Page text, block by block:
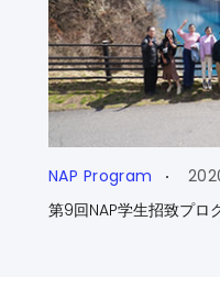
NAP Program
第9回NAP学生招致プロ